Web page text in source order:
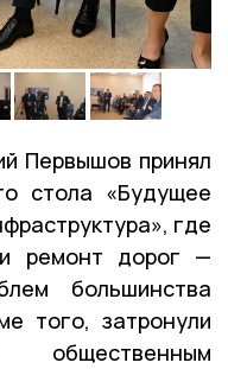
Первышов принял
стола «Будущее
где
и ремонт дорог —
большинства
того, затронули
общественным